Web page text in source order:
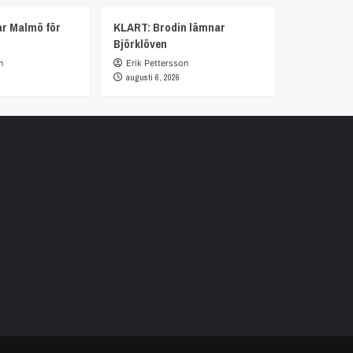
Malmö för
KLART: Brodin lämnar
Björklöven
Erik Pettersson
augusti 6, 2026